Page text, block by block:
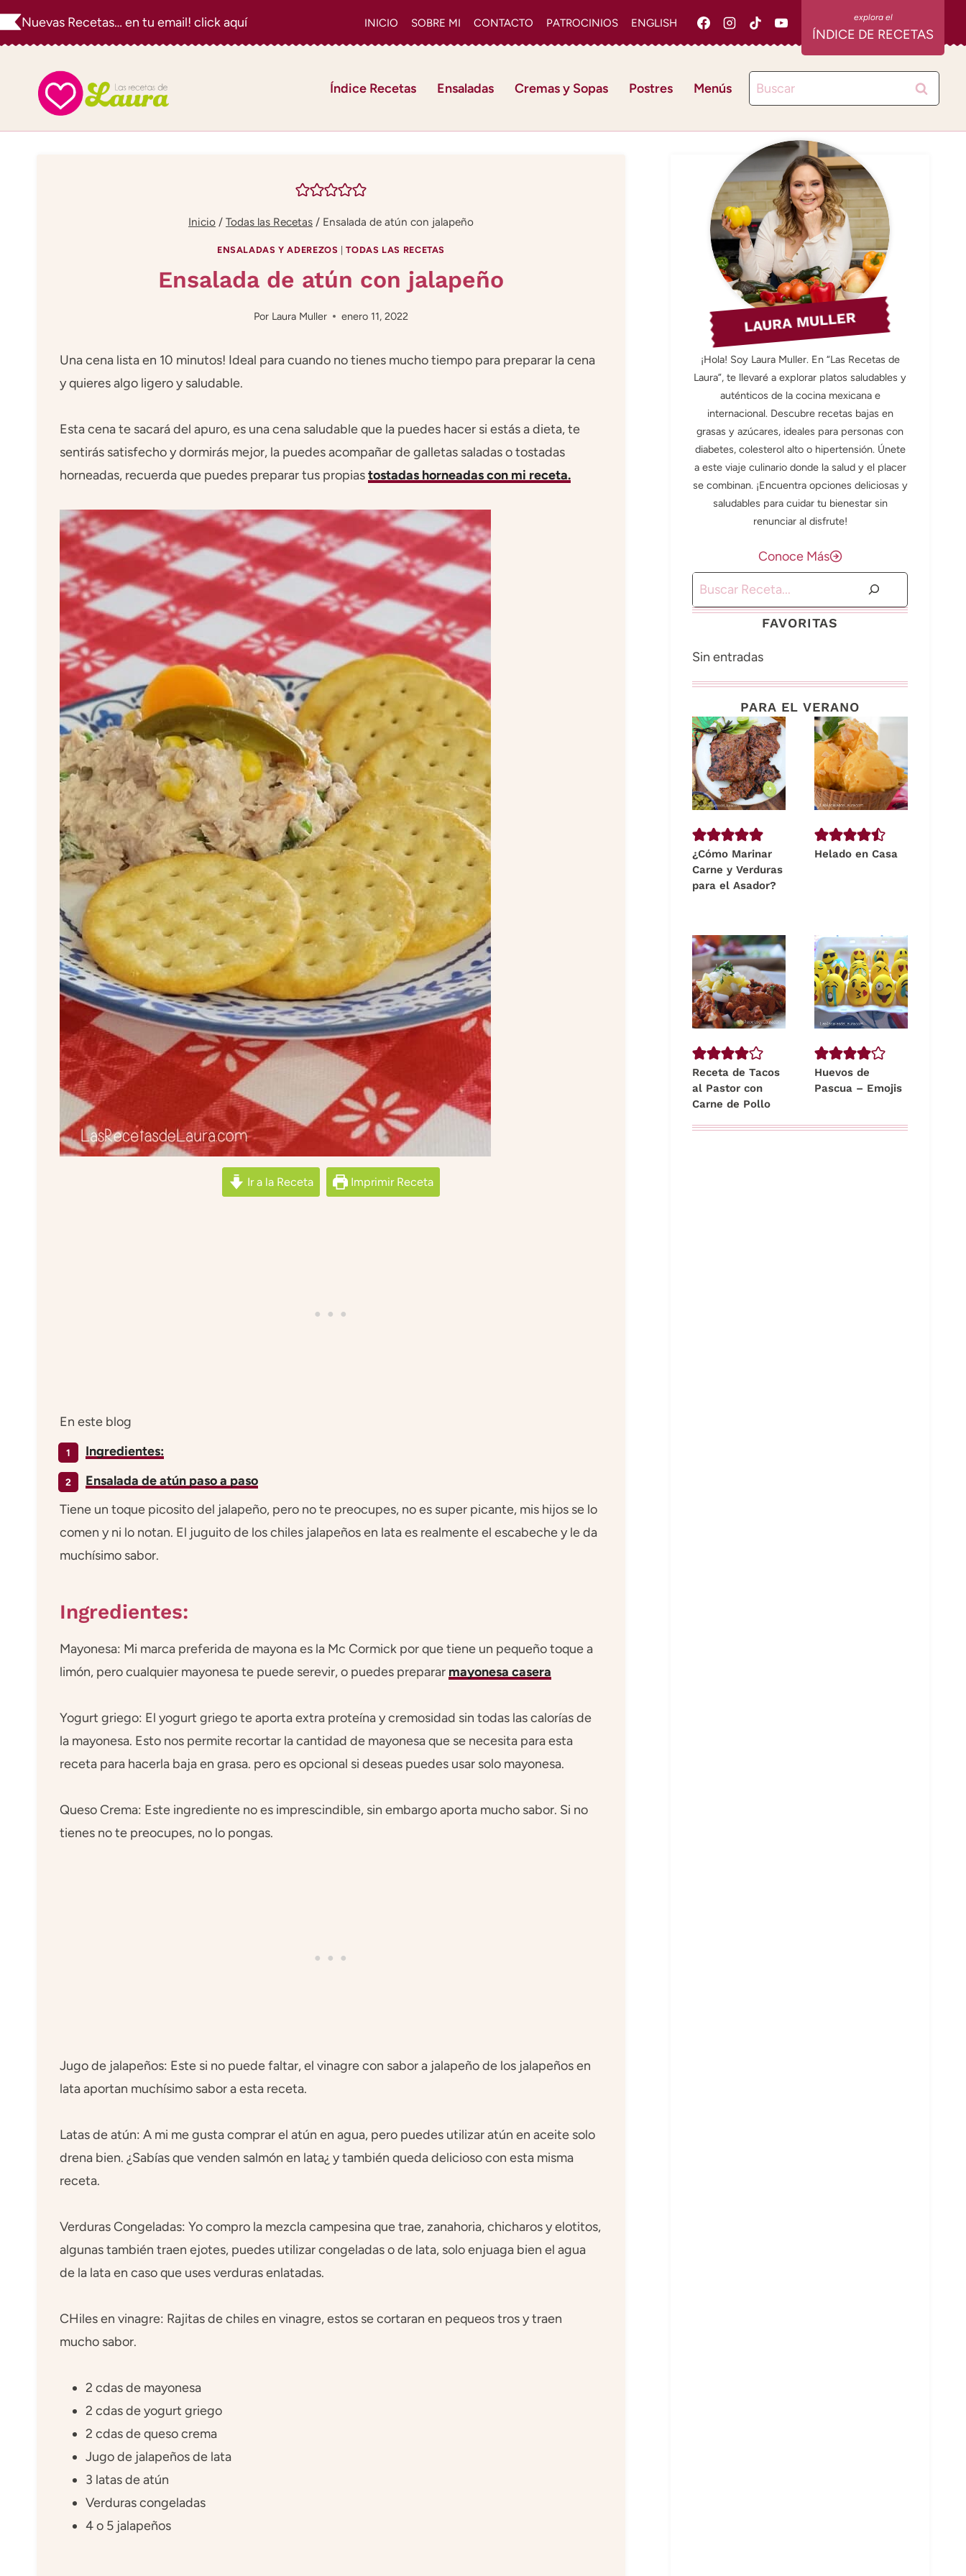
Saltar
al
Nuevas Recetas… en tu email! click aquí INICIO SOBRE MI CONTACTO PATROCINIOS ENGLISH
ÍNDICE DE RECETAS
Índice Recetas Ensaladas Cremas y Sopas Postres Menús Buscar:
Inicio / Todas las Recetas / Ensalada de atún con jalapeño
ENSALADAS Y ADEREZOS |TODAS LAS RECETAS
Ensalada de atún con jalapeño
Por Laura Muller enero 11, 2022
Una cena lista en 10 minutos! Ideal para cuando no tienes mucho tiempo para preparar la cena
y quieres algo ligero y saludable.
Esta cena te sacará del apuro, es una cena saludable que la puedes hacer si estás a dieta, te
sentirás satisfecho y dormirás mejor, la puedes acompañar de galletas saladas o tostadas
horneadas, recuerda que puedes preparar tus propiastostadas horneadas con mi receta.
Ir a la Receta Imprimir Receta
En este blog
Ingredientes:
Ensalada de atún paso a paso
Tiene un toque picosito del jalapeño, pero no te preocupes, no es super picante, mis hijos se lo
comen y ni lo notan. El juguito de los chiles jalapeños en lata es realmente el escabeche y le da
muchísimo sabor.
Ingredientes:
Mayonesa: Mi marca preferida de mayona es la Mc Cormick por que tiene un pequeño toque a
limón, pero cualquier mayonesa te puede serevir, o puedes preparar mayonesa casera
Yogurt griego: El yogurt griego te aporta extra proteína y cremosidad sin todas las calorías de
la mayonesa. Esto nos permite recortar la cantidad de mayonesa que se necesita para esta
receta para hacerla baja en grasa. pero es opcional si deseas puedes usar solo mayonesa.
Queso Crema: Este ingrediente no es imprescindible, sin embargo aporta mucho sabor. Si no
tienes no te preocupes, no lo pongas.
Jugo de jalapeños: Este si no puede faltar, el vinagre con sabor a jalapeño de los jalapeños en
lata aportan muchísimo sabor a esta receta.
Latas de atún: A mi me gusta comprar el atún en agua, pero puedes utilizar atún en aceite solo
drena bien. ¿Sabías que venden salmón en lata¿ y también queda delicioso con esta misma
receta.
Verduras Congeladas: Yo compro la mezcla campesina que trae, zanahoria, chicharos y elotitos,
algunas también traen ejotes, puedes utilizar congeladas o de lata, solo enjuaga bien el agua
de la lata en caso que uses verduras enlatadas.
CHiles en vinagre: Rajitas de chiles en vinagre, estos se cortaran en pequeos tros y traen
mucho sabor.
2 cdas de mayonesa
2 cdas de yogurt griego
2 cdas de queso crema
Jugo de jalapeños de lata
3 latas de atún
Verduras congeladas
4 o 5 jalapeños
LAURA MULLER
¡Hola! Soy Laura Muller. En “Las Recetas de
Laura”, te llevaré a explorar platos saludables y
auténticos de la cocina mexicana e
internacional. Descubre recetas bajas en
grasas y azúcares, ideales para personas con
diabetes, colesterol alto o hipertensión. Únete
a este viaje culinario donde la salud y el placer
se combinan. ¡Encuentra opciones deliciosas y
saludables para cuidar tu bienestar sin
renunciar al disfrute!
Conoce Más
Buscar
FAVORITAS
Sin entradas
PARA EL VERANO
¿Cómo Marinar
Carne y Verduras
para el Asador?
Helado en Casa
Receta de Tacos
al Pastor con
Carne de Pollo
Huevos de
Pascua – Emojis